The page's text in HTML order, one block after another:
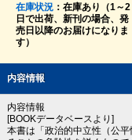
在庫状況：在庫あり（1～2
日で出荷、新刊の場合、発
売日以降のお届けになりま
す）
内容情報
内容情報
[BOOKデータベースより]
本書は「政治的中立性（公